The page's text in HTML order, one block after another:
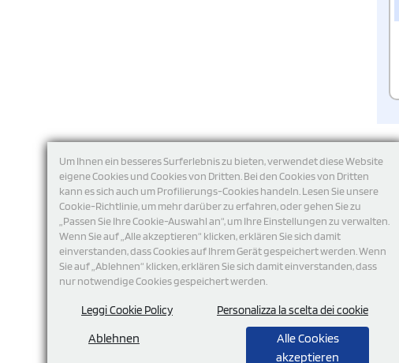
Um Ihnen ein besseres Surferlebnis zu bieten, verwendet diese Website
eigene Cookies und Cookies von Dritten. Bei den Cookies von Dritten
kann es sich auch um Profilierungs-Cookies handeln. Lesen Sie unsere
Cookie-Richtlinie, um mehr darüber zu erfahren, oder gehen Sie zu
„Passen Sie Ihre Cookie-Auswahl an“, um Ihre Einstellungen zu verwalten.
Wenn Sie auf „Alle akzeptieren“ klicken, erklären Sie sich damit
einverstanden, dass Cookies auf Ihrem Gerät gespeichert werden. Wenn
Sie auf „Ablehnen“ klicken, erklären Sie sich damit einverstanden, dass
nur notwendige Cookies gespeichert werden.
Leggi Cookie Policy Personalizza la scelta dei cookie
Ablehnen
Alle Cookies
akzeptieren